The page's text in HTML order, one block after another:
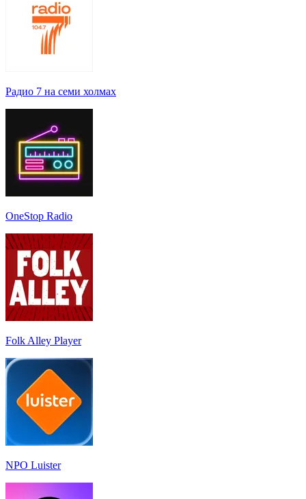
Радио 7 на семи холмах
OneStop Radio
Folk Alley Player
NPO Luister